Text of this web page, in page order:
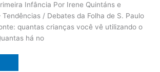
Infância Por Irene Quintáns e
Tendências / Debates da Folha de S. Paulo
quantas crianças você vê utilizando o
há no